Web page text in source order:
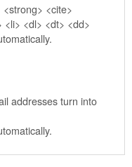
<cite>
<dl> <dt> <dd>
addresses turn into